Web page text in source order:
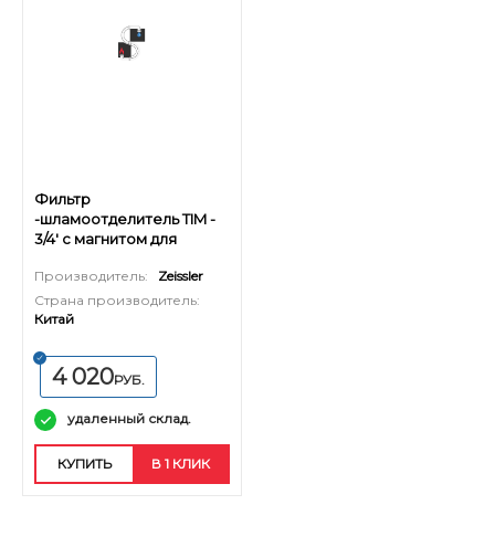
Фильтр
-шламоотделитель TIM -
3/4' с магнитом для
Производитель:
Zeissler
Страна производитель:
Китай
4 020РУБ.
удаленный склад.
КУПИТЬ В 1 КЛИК